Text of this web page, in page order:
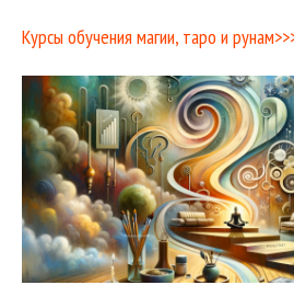
Курсы обучения магии, таро и